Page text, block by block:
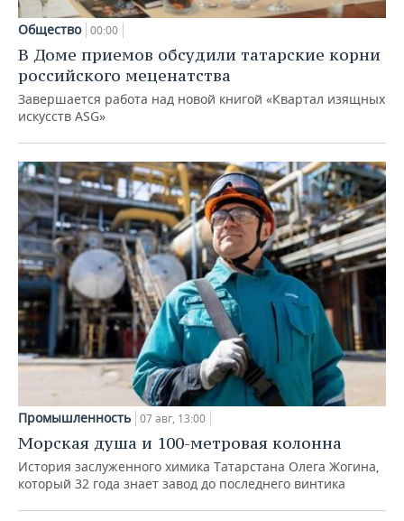
Общество 00:00
В Доме приемов обсудили татарские корни
российского меценатства
Завершается работа над новой книгой «Квартал изящных
искусств ASG»
Промышленность 07 авг, 13:00
Морская душа и 100-метровая колонна
История заслуженного химика Татарстана Олега Жогина,
который 32 года знает завод до последнего винтика